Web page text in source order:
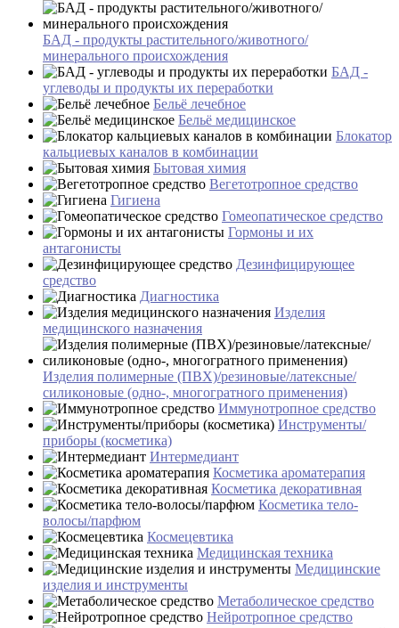
БАД - продукты растительного/животного/
минерального происхождения
БАД -
углеводы и продукты их переработки
Бельё лечебное
Бельё медицинское
Блокатор
кальциевых каналов в комбинации
Бытовая химия
Вегетотропное средство
Гигиена
Гомеопатическое средство
Гормоны и их
антагонисты
Дезинфицирующее
средство
Диагностика
Изделия
медицинского назначения
Изделия полимерные (ПВХ)/резиновые/латексные/
силиконовые (одно-, многогратного применения)
Иммунотропное средство
Инструменты/
приборы (косметика)
Интермедиант
Косметика ароматерапия
Косметика декоративная
Косметика тело-
волосы/парфюм
Космецевтика
Медицинская техника
Медицинские
изделия и инструменты
Метаболическое средство
Нейротропное средство